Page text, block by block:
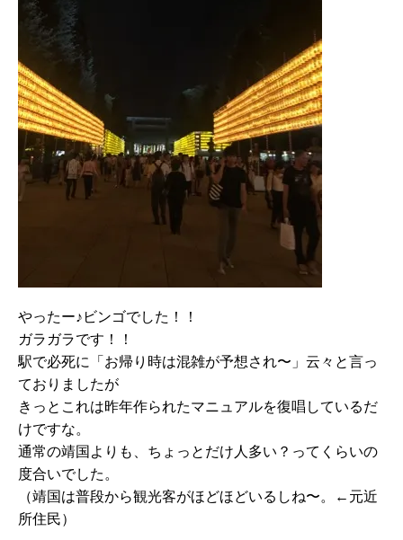
やったー♪ビンゴでした！！
ガラガラです！！
駅で必死に「お帰り時は混雑が予想され〜」云々と言っ
ておりましたが
きっとこれは昨年作られたマニュアルを復唱しているだ
けですな。
通常の靖国よりも、ちょっとだけ人多い？ってくらいの
度合いでした。
（靖国は普段から観光客がほどほどいるしね〜。←元近
所住民）